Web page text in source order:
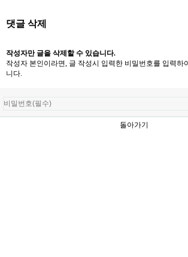
댓글 삭제
작성자만 글을 삭제할 수 있습니다.
작성자 본인이라면, 글 작성시 입력한 비밀번호를 입력하
니다.
돌아가기